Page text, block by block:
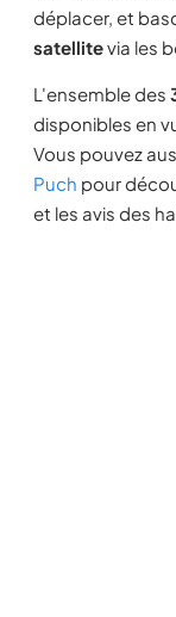
déplacer, et
satellitevia les
L'ensemble des
disponibles en
Vous pouvez
Puch pour
et les avis des